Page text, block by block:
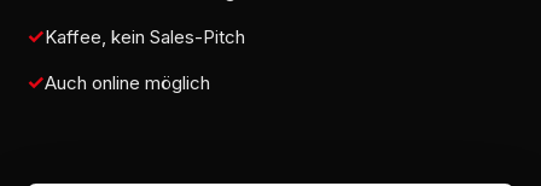
Kaffee, kein Sales-Pitch
Auch online möglich